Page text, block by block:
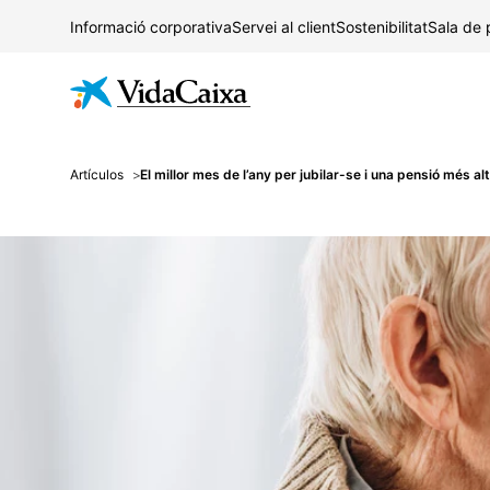
Informació corporativaServei al clientSostenibilitatSala de
Artículos El millor mes de l’any per jubilar-se i una pensió més